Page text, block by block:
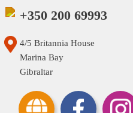
+350 200 69993
4/5 Britannia House
Marina Bay
Gibraltar